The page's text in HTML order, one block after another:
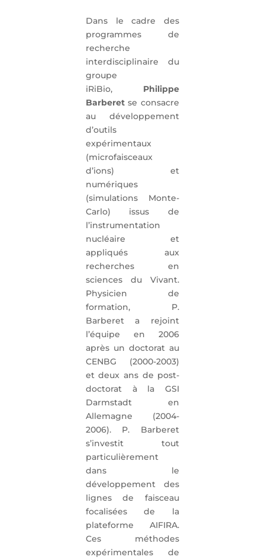
Dans le cadre des
programmes de
recherche
interdisciplinaire du
groupe
iRiBio, Philippe
Barberetse consacre
au développement
d’outils
expérimentaux
(microfaisceaux
d’ions) et
numériques
(simulations Monte-
Carlo) issus de
l’instrumentation
nucléaire et
appliqués aux
recherches en
sciences du Vivant.
Physicien de
formation, P.
Barberet a rejoint
l’équipe en 2006
après un doctorat au
CENBG (2000-2003)
et deux ans de post-
doctorat à la GSI
Darmstadt en
Allemagne (2004-
2006). P. Barberet
s’investit tout
particulièrement
dans le
développement des
lignes de faisceau
focalisées de la
plateforme AIFIRA.
Ces méthodes
expérimentales de